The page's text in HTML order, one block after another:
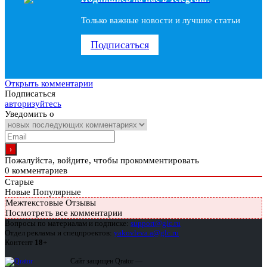
Только важные новости и лучшие статьи
Подписаться
Открыть комментарии
Подписаться
авторизуйтесь
Уведомить о
Пожалуйста, войдите, чтобы прокомментировать
0 комментариев
Старые
Новые Популярные
Межтекстовые Отзывы
Посмотреть все комментарии
Вопросы по материалам и подписке: support@glc.ru
Отдел рекламы и спецпроектов: yakovleva.a@glc.ru
Контент 18+
Сайт защищен Qrator —